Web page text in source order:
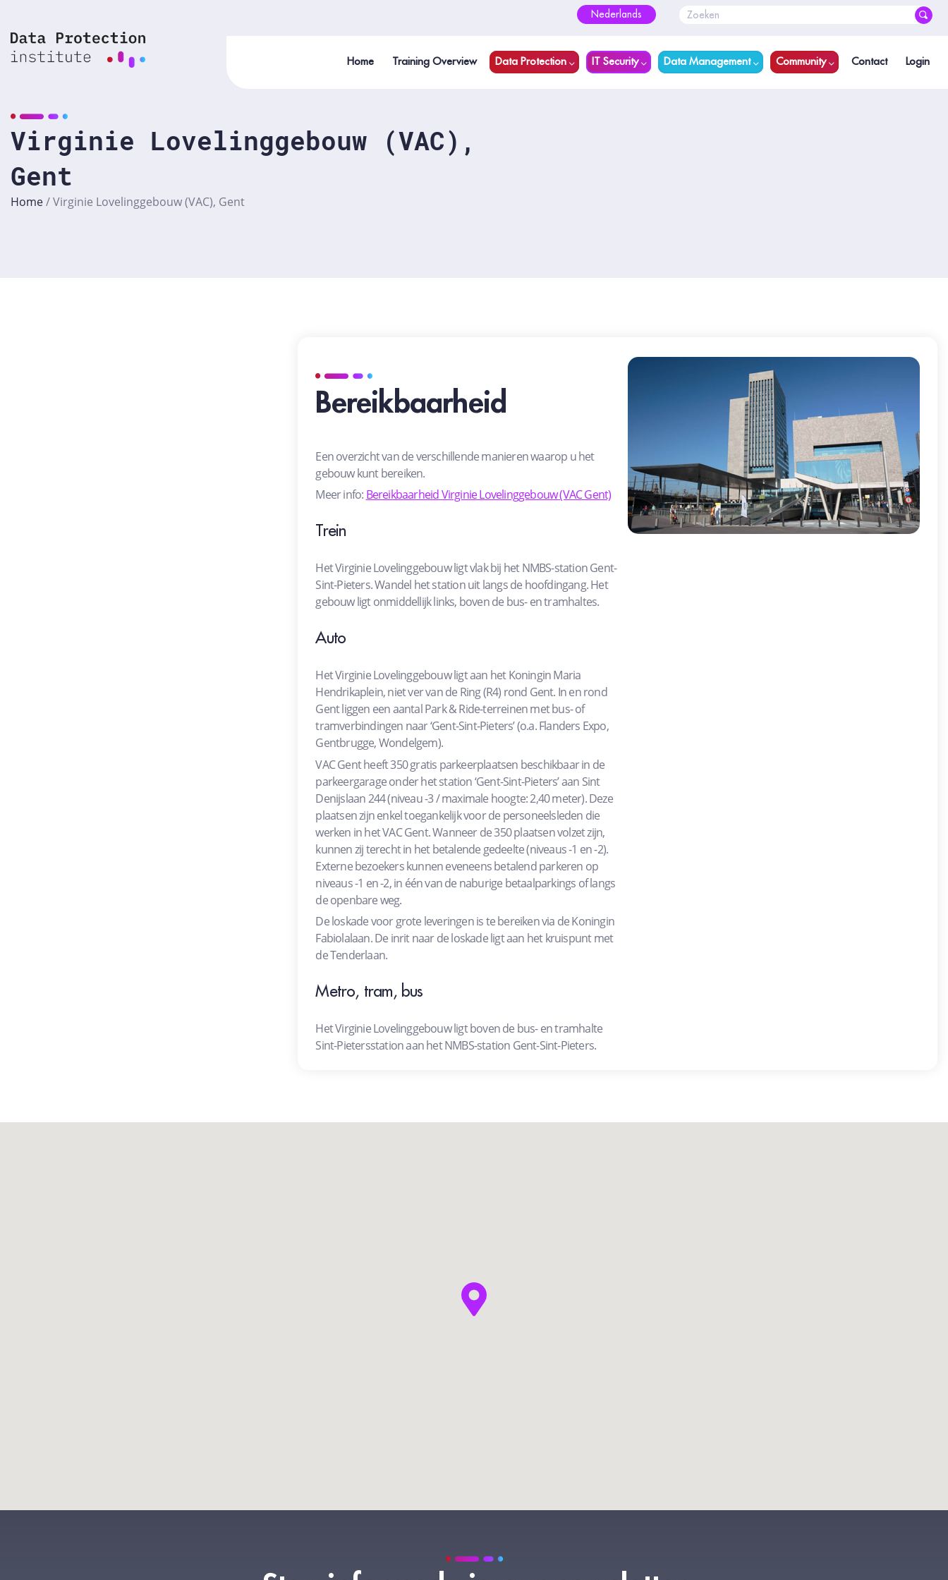
content
Nederlands
Home Training Overview Data Protection IT Security Data Management Community Contact Login
Virginie Lovelinggebouw (VAC),
Gent
Home/Virginie Lovelinggebouw (VAC), Gent
Bereikbaarheid
Een overzicht van de verschillende manieren waarop u het
gebouw kunt bereiken.
Meer info: Bereikbaarheid Virginie Lovelinggebouw (VAC Gent)
Trein
Het Virginie Lovelinggebouw ligt vlak bij het NMBS-station Gent-
Sint-Pieters. Wandel het station uit langs de hoofdingang. Het
gebouw ligt onmiddellijk links, boven de bus- en tramhaltes.
Auto
Het Virginie Lovelinggebouw ligt aan het Koningin Maria
Hendrikaplein, niet ver van de Ring (R4) rond Gent. In en rond
Gent liggen een aantal Park & Ride-terreinen met bus- of
tramverbindingen naar ‘Gent-Sint-Pieters’ (o.a. Flanders Expo,
Gentbrugge, Wondelgem).
VAC Gent heeft 350 gratis parkeerplaatsen beschikbaar in de
parkeergarage onder het station ‘Gent-Sint-Pieters’ aan Sint
Denijslaan 244 (niveau -3 / maximale hoogte: 2,40 meter). Deze
plaatsen zijn enkel toegankelijk voor de personeelsleden die
werken in het VAC Gent. Wanneer de 350 plaatsen volzet zijn,
kunnen zij terecht in het betalende gedeelte (niveaus -1 en -2).
Externe bezoekers kunnen eveneens betalend parkeren op
niveaus -1 en -2, in één van de naburige betaalparkings of langs
de openbare weg.
De loskade voor grote leveringen is te bereiken via de Koningin
Fabiolalaan. De inrit naar de loskade ligt aan het kruispunt met
de Tenderlaan.
Metro, tram, bus
Het Virginie Lovelinggebouw ligt boven de bus- en tramhalte
Sint-Pietersstation aan het NMBS-station Gent-Sint-Pieters.